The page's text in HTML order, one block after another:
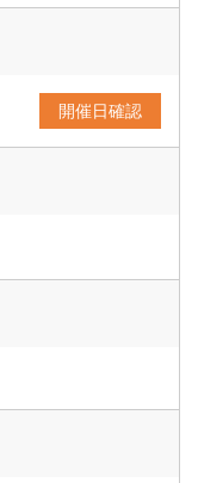
開催日確認